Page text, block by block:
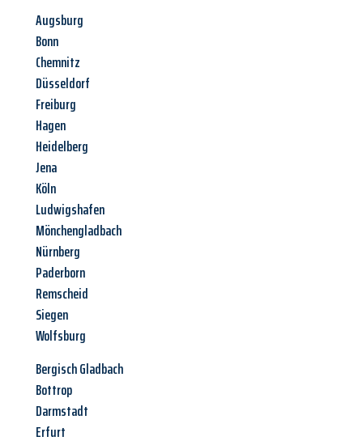
Augsburg
Bonn
Chemnitz
Düsseldorf
Freiburg
Hagen
Heidelberg
Jena
Köln
Ludwigshafen
Mönchengladbach
Nürnberg
Paderborn
Remscheid
Siegen
Wolfsburg
Bergisch Gladbach
Bottrop
Darmstadt
Erfurt